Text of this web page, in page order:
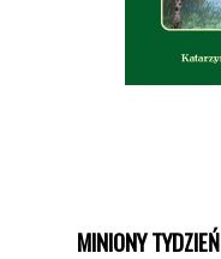
MINIONY TYDZIEŃ